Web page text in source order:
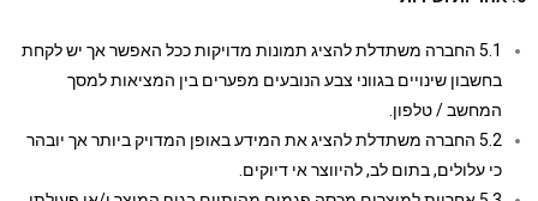
5.1 החברה משתדלת להציג תמונות מדויקות ככל האפשר אך יש לקחת
בחשבון שינויים בגווני צבע הנובעים מפערים בין המציאות למסך
המחשב / טלפון.
5.2 החברה משתדלת להציג את המידע באופן המדויק ביותר אך יובהר
כי עלולים, בתום לב, להיווצר אי דיוקים.